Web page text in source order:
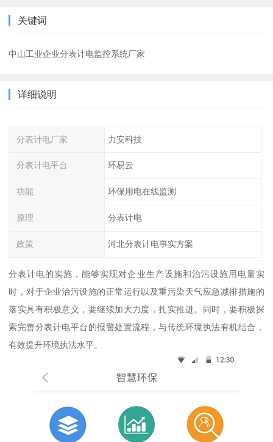
关键词
中山工业企业分表计电监控系统厂家
详细说明
分表计电厂家 力安科技
分表计电平台 环易云
功能 环保用电在线监测
原理 分表计电
政策 河北分表计电事实方案
分表计电的实施，能够实现对企业生产设施和治污设施用电量实
时，对于企业治污设施的正常运行以及重污染天气应急减排措施的
落实具有积极意义，要继续加大力度，扎实推进。同时，要积极探
索完善分表计电平台的报警处置流程，与传统环境执法有机结合，
有效提升环境执法水平。